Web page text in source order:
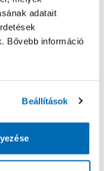
adatait
Bővebb információ
Beállítások